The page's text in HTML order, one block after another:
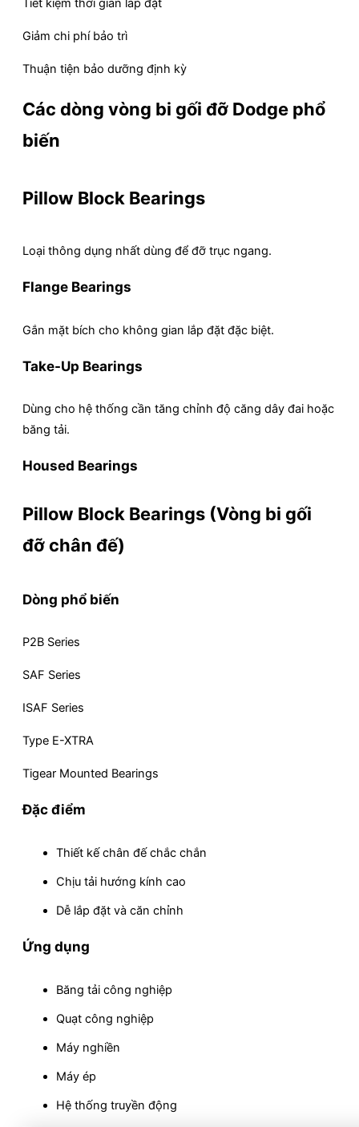
Tiết kiệm thời gian lắp đặt
Giảm chi phí bảo trì
Thuận tiện bảo dưỡng định kỳ
Các dòng vòng bi gối đỡ Dodge phổ
biến
Pillow Block Bearings
Loại thông dụng nhất dùng để đỡ trục ngang.
Flange Bearings
Gắn mặt bích cho không gian lắp đặt đặc biệt.
Take-Up Bearings
Dùng cho hệ thống cần tăng chỉnh độ căng dây đai hoặc
băng tải.
Housed Bearings
Pillow Block Bearings (Vòng bi gối
đỡ chân đế)
Dòng phổ biến
P2B Series
SAF Series
ISAF Series
Type E-XTRA
Tigear Mounted Bearings
Đặc điểm
Thiết kế chân đế chắc chắn
Chịu tải hướng kính cao
Dễ lắp đặt và căn chỉnh
Ứng dụng
Băng tải công nghiệp
Quạt công nghiệp
Máy nghiền
Máy ép
Hệ thống truyền động